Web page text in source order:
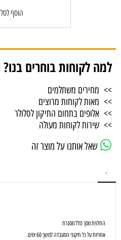
הוסף לסל
למה לקוחות בוחרים בנו?
>> מחירים משתלמים
>> מאות לקוחות מרוצים
>> אלופים בתחום התיקון לסלולר
>> שירות לקוחות מעולה
שאל אותנו על מוצר זה
.
החלפת מסך כולל מסגרת
אחריות על כל תיקוני המעבדה למשך 60 ימים.